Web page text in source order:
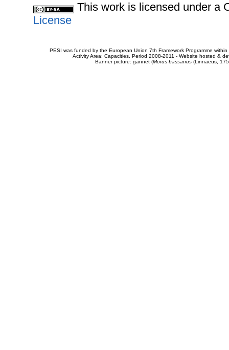
This work is licensed under a
License
PESI was funded by the European Union 7th Framework Programme
Activity Area: Capacities. Period 2008-2011 - Website hosted &
Banner picture: gannet (Morus bassanus(Linnaeus,